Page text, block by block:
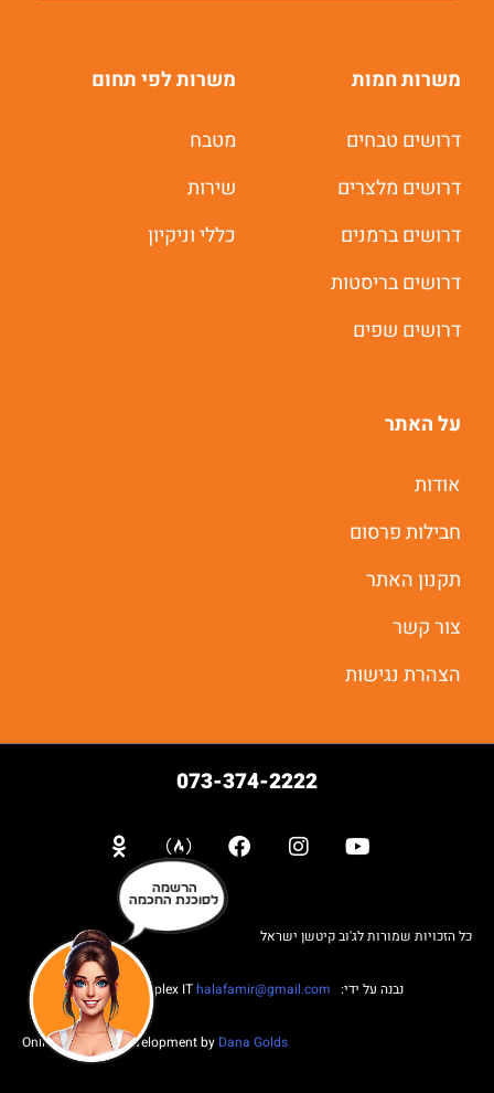
משרות חמות
דרושים טבחים
דרושים מלצרים
דרושים ברמנים
דרושים בריסטות
דרושים שפים
משרות לפי תחום
מטבח
שירות
כללי וניקיון
על האתר
אודות
חבילות פרסום
תקנון האתר
צור קשר
הצהרת נגישות
073-374-2222
כל הזכויות שמורות לג'וב קיטשן ישראל
נבנה על ידי: Web complex IT halafamir@gmail.com
Online Business Development by Dana Golds
הרשמה
לסוכנת החכמה